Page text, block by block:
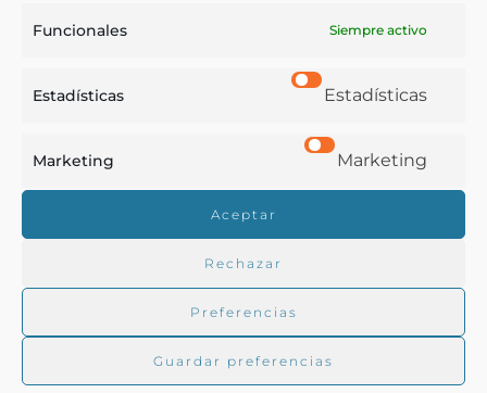
Funcionales Siempre activo
Estadísticas Estadísticas
Marketing Marketing
Aceptar
Rechazar
Preferencias
Guardar preferencias